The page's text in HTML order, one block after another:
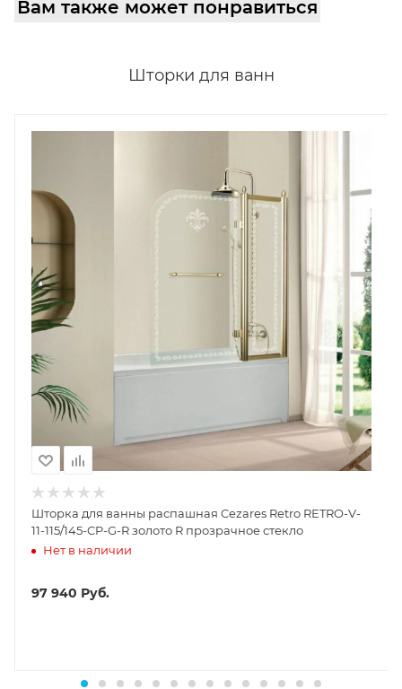
Вам также может понравиться
Шторки для ванн
Шторка для ванны распашная Cezares Retro RETRO-V-
11-115/145-CP-G-R золото R прозрачное стекло
Нет в наличии
97 940 Руб.